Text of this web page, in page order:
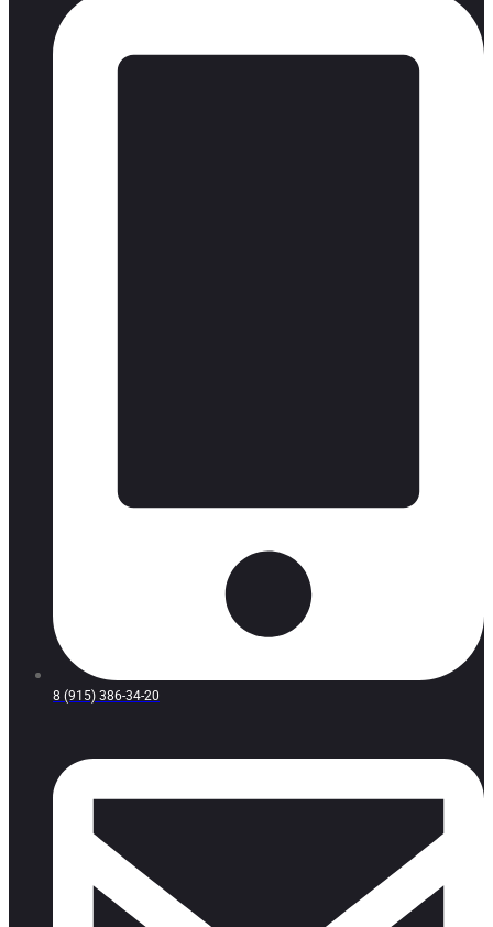
8 (915) 386-34-20